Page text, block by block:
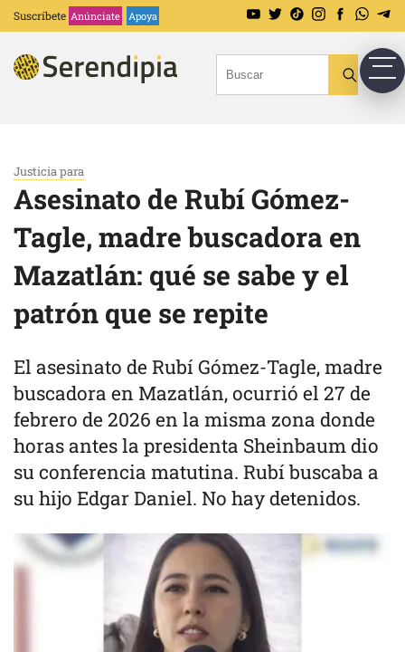
Suscríbete Anúnciate Apoya
Justicia para
Asesinato de Rubí Gómez-
Tagle, madre buscadora en
Mazatlán: qué se sabe y el
patrón que se repite
El asesinato de Rubí Gómez-Tagle, madre
buscadora en Mazatlán, ocurrió el 27 de
febrero de 2026 en la misma zona donde
horas antes la presidenta Sheinbaum dio
su conferencia matutina. Rubí buscaba a
su hijo Edgar Daniel. No hay detenidos.